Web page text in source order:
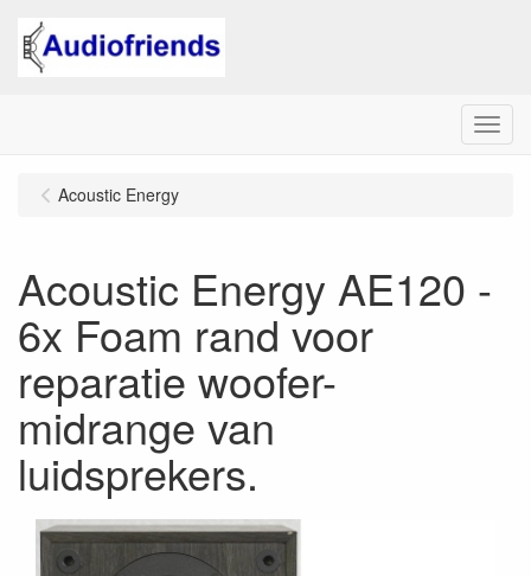
Menu
Acoustic Energy
Acoustic Energy AE120 -
6x Foam rand voor
reparatie woofer-
midrange van
luidsprekers.